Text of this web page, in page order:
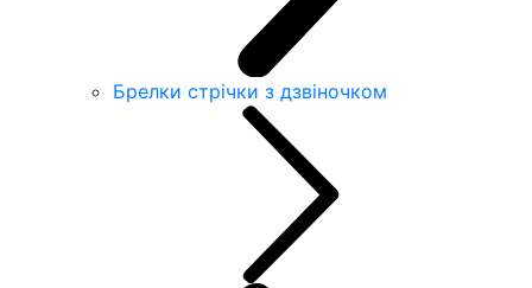
Брелки стрічки з дзвіночком